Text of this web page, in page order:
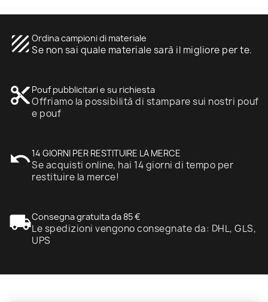
texture Ordina campioni di materiale
Se non sai quale materiale sarà il migliore per te.
content_cut Pouf pubblicitari e su richiesta
Offriamo la possibilità di stampare sui nostri pouf
e pouf
undo14 GIORNI PER RESTITUIRE LA MERCE
Se acquisti online, hai 14 giorni di tempo per
restituire la merce!
local_shippingConsegna gratuita da 85 €
Le spedizioni vengono consegnate da: DHL, GLS,
UPS